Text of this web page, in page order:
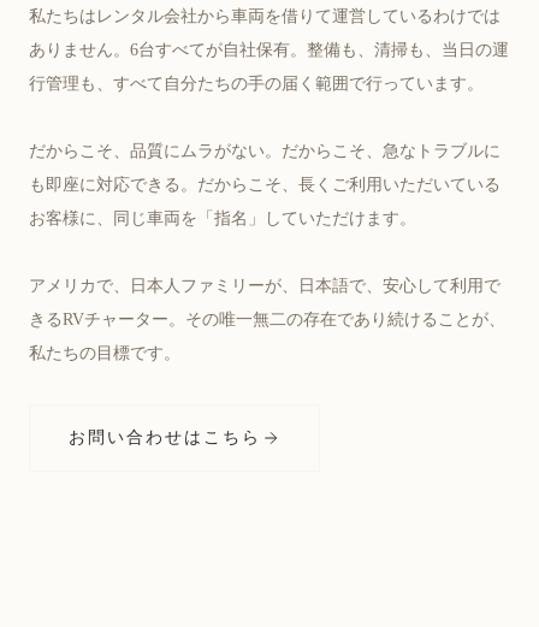
私たちはレンタル会社から車両を借りて運営しているわけでは
ありません。6台すべてが自社保有。整備も、清掃も、当日の運
行管理も、すべて自分たちの手の届く範囲で行っています。
だからこそ、品質にムラがない。だからこそ、急なトラブルに
も即座に対応できる。だからこそ、長くご利用いただいている
お客様に、同じ車両を「指名」していただけます。
アメリカで、日本人ファミリーが、日本語で、安心して利用で
きるRVチャーター。その唯一無二の存在であり続けることが、
私たちの目標です。
お問い合わせはこちら